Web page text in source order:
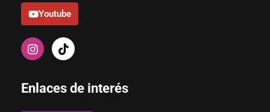
Youtube
Enlaces de interés